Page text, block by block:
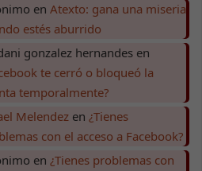
en Atexto: gana una miseria
estés aburrido
gonzalez hernandesen
te cerró o bloqueó la
temporalmente?
Melendezen ¿Tienes
con el acceso a Facebook?
en ¿Tienes problemas con